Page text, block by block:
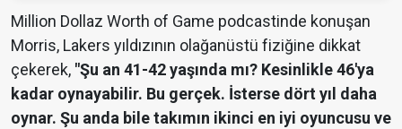
Million Dollaz Worth of Game podcastinde konuşan
Morris, Lakers yıldızının olağanüstü fiziğine dikkat
çekerek, "Şu an 41-42 yaşında mı? Kesinlikle 46'ya
kadar oynayabilir. Bu gerçek. İsterse dört yıl daha
oynar. Şu anda bile takımın ikinci en iyi oyuncusu ve